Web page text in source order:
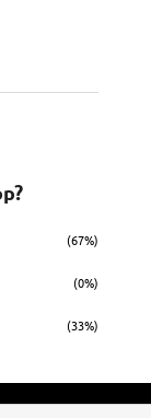
(67%)
(0%)
(33%)